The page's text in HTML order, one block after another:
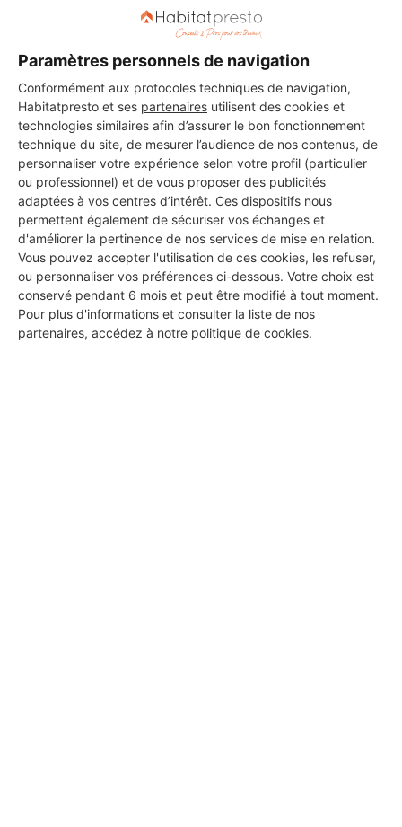
Paramètres personnels de navigation
Conformément aux protocoles techniques de navigation,
Habitatpresto et ses partenaires utilisent des cookies et
technologies similaires afin d’assurer le bon fonctionnement
technique du site, de mesurer l’audience de nos contenus, de
personnaliser votre expérience selon votre profil (particulier
ou professionnel) et de vous proposer des publicités
adaptées à vos centres d’intérêt. Ces dispositifs nous
permettent également de sécuriser vos échanges et
d'améliorer la pertinence de nos services de mise en relation.
Vous pouvez accepter l'utilisation de ces cookies, les refuser,
ou personnaliser vos préférences ci-dessous. Votre choix est
conservé pendant 6 mois et peut être modifié à tout moment.
Pour plus d'informations et consulter la liste de nos
partenaires, accédez à notre politique de cookies.
Aucun autre professionnel disponible dans cette zone
géographique.